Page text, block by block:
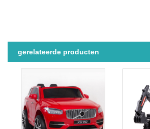
gerelateerde producten